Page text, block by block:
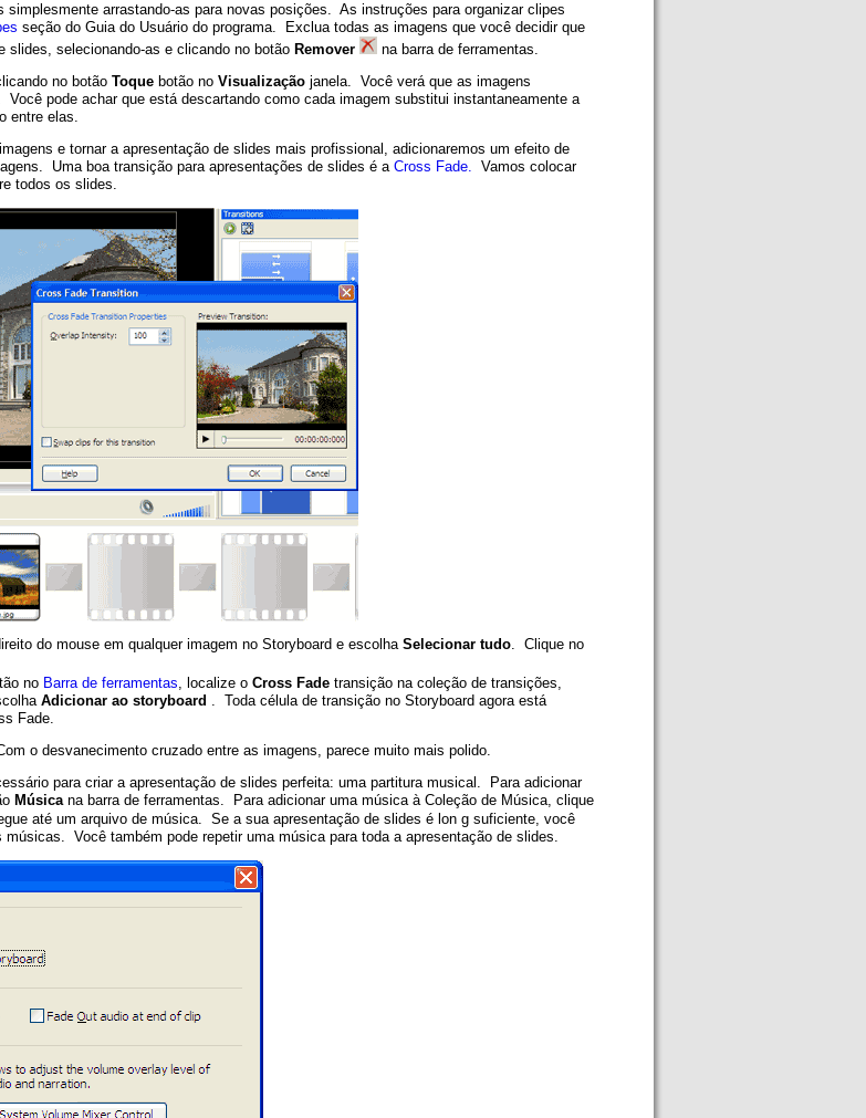
simplesmente arrastando-as para novas posições. As instruções para organizar clipes
seção do Guia do Usuário do programa. Exclua todas as imagens que você decidir que
slides, selecionando-as e clicando no botão Remover
na barra de ferramentas.
no botão Toque botão no Visualização janela. Você verá que as imagens
pode achar que está descartando como cada imagem substitui instantaneamente a
entre elas.
e tornar a apresentação de slides mais profissional, adicionaremos um efeito de
Uma boa transição para apresentações de slides é a Cross Fade. Vamos colocar
todos os slides.
do mouse em qualquer imagem no Storyboard e escolha Selecionar tudo. Clique no
no Barra de ferramentas, localize o Cross Fade transição na coleção de transições,
Adicionar ao storyboard . Toda célula de transição no Storyboard agora está
Fade.
o desvanecimento cruzado entre as imagens, parece muito mais polido.
para criar a apresentação de slides perfeita: uma partitura musical. Para adicionar
Músicana barra de ferramentas. Para adicionar uma música à Coleção de Música, clique
até um arquivo de música. Se a sua apresentação de slides é lon g suficiente, você
músicas. Você também pode repetir uma música para toda a apresentação de slides.